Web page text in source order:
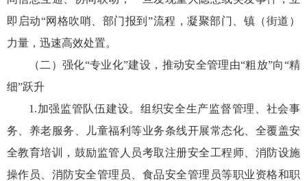
即启动“网格吹哨、部门报到”流程，凝聚部门、镇（街道）
力量，迅速高效处置。
（二）强化“专业化”建设，推动安全管理由“粗放”向“精
细”跃升
1.加强监管队伍建设。组织安全生产监督管理、社会事
务、养老服务、儿童福利等业务条线开展常态化、全覆盖安
全教育培训，鼓励监管人员考取注册安全工程师、消防设施
操作员、消防安全管理员、食品安全管理员等职业资格和职